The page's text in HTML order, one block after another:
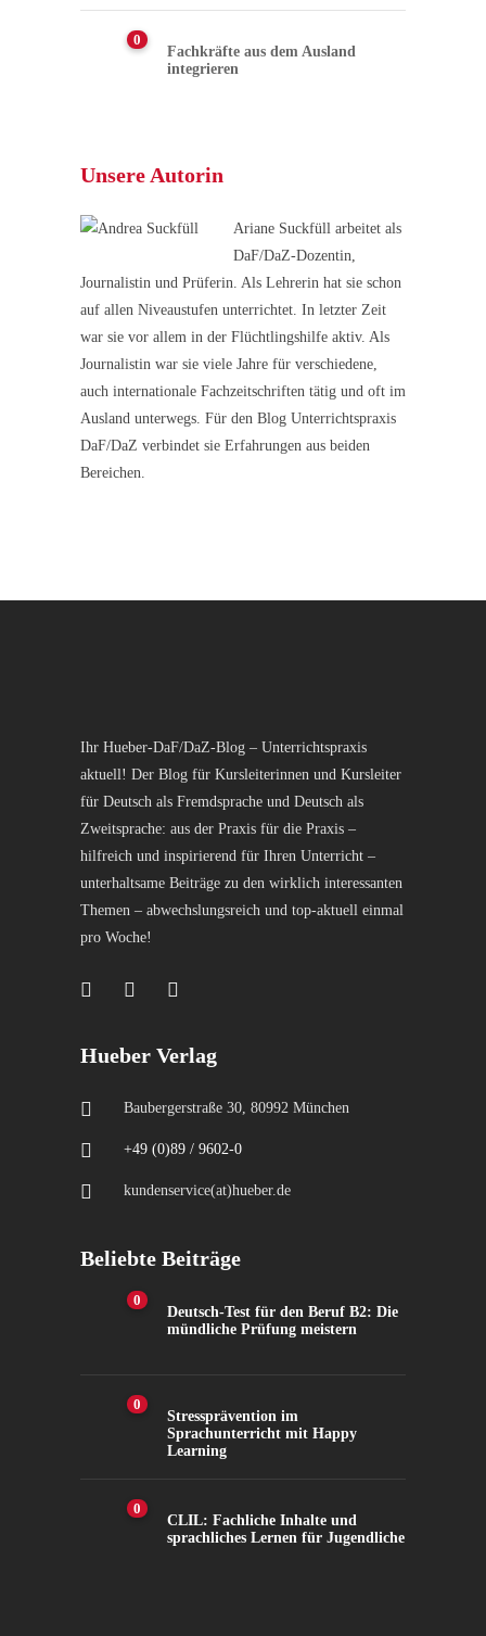
0
Fachkräfte aus dem Ausland
integrieren
Unsere Autorin
Ariane Suckfüll arbeitet als
DaF/DaZ-Dozentin,
Journalistin und Prüferin. Als Lehrerin hat sie schon
auf allen Niveaustufen unterrichtet. In letzter Zeit
war sie vor allem in der Flüchtlingshilfe aktiv. Als
Journalistin war sie viele Jahre für verschiedene,
auch internationale Fachzeitschriften tätig und oft im
Ausland unterwegs. Für den Blog Unterrichtspraxis
DaF/DaZ verbindet sie Erfahrungen aus beiden
Bereichen.
Ihr Hueber-DaF/DaZ-Blog – Unterrichtspraxis
aktuell! Der Blog für Kursleiterinnen und Kursleiter
für Deutsch als Fremdsprache und Deutsch als
Zweitsprache: aus der Praxis für die Praxis –
hilfreich und inspirierend für Ihren Unterricht –
unterhaltsame Beiträge zu den wirklich interessanten
Themen – abwechslungsreich und top-aktuell einmal
pro Woche!
Hueber Verlag
Baubergerstraße 30, 80992 München
+49 (0)89 / 9602-0
kundenservice(at)hueber.de
Beliebte Beiträge
0
Deutsch-Test für den Beruf B2: Die
mündliche Prüfung meistern
0
Stressprävention im
Sprachunterricht mit Happy
Learning
0
CLIL: Fachliche Inhalte und
sprachliches Lernen für Jugendliche